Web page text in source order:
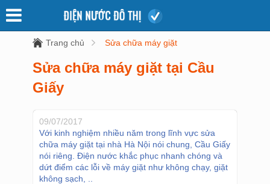
Trang chủ Sửa chữa máy giặt
Sửa chữa máy giặt tại Cầu
Giấy
09/07/2017
Với kinh nghiệm nhiều năm trong lĩnh vực sửa
chữa máy giặt tại nhà Hà Nội nói chung, Cầu Giấy
nói riêng. Điện nước khắc phục nhanh chóng và
dứt điểm các lỗi về máy giặt như không chạy, giặt
không sạch, ..